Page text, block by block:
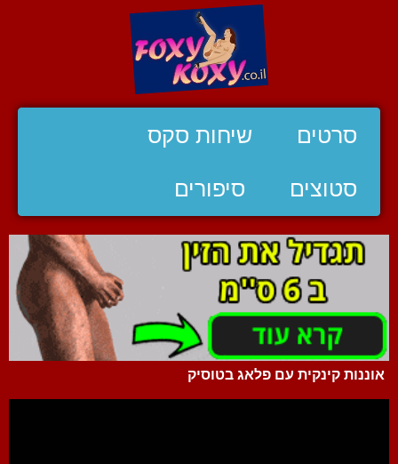
סרטים שיחות סקס
סטוצים סיפורים
אוננות קינקית עם פלאג בטוסיק